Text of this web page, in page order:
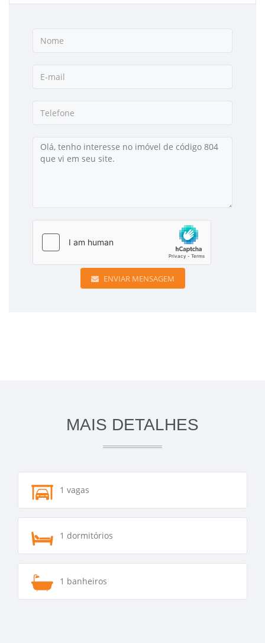
ENVIAR MENSAGEM
MAIS DETALHES
1 vagas
1 dormitórios
1 banheiros